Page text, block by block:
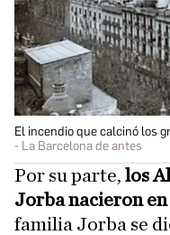
El incendio que calcinó los
La Barcelona de antes
Por su parte, los
Jorba nacieron
familia Jorba se